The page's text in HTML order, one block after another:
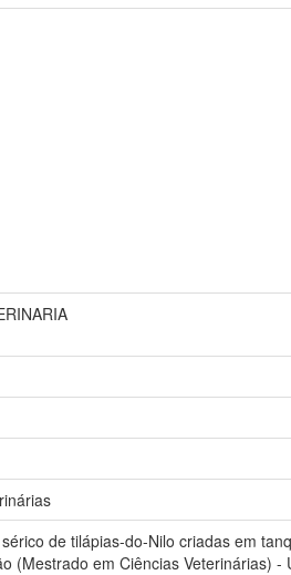
de tilápias-do-Nilo criadas em
(Mestrado em Ciências Veterinárias)